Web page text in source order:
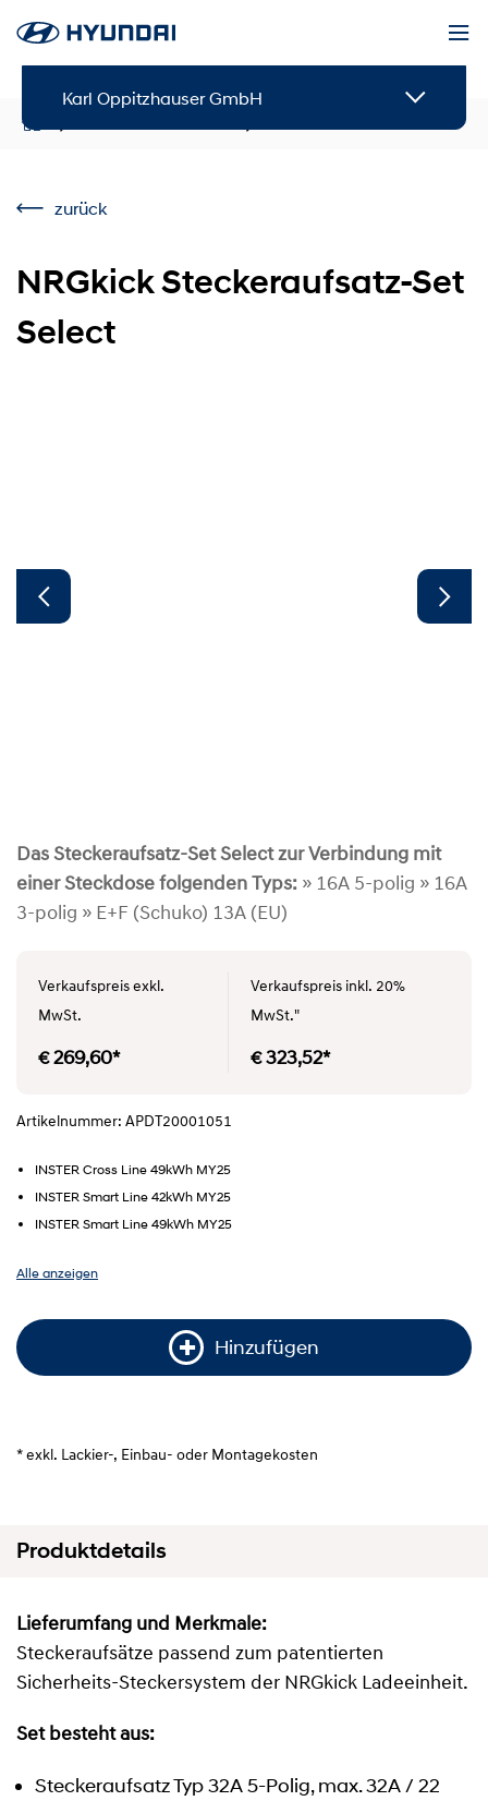
Karl Oppitzhauser GmbH
zurück
NRGkick Steckeraufsatz-Set
Select
Das Steckeraufsatz-Set Select zur Verbindung mit
einer Steckdose folgenden Typs: » 16A 5-polig » 16A
3-polig » E+F (Schuko) 13A (EU)
Verkaufspreis exkl.
MwSt.
€ 269,60*
Verkaufspreis inkl. 20%
MwSt."
€ 323,52*
Artikelnummer: APDT20001051
INSTER Cross Line 49kWh MY25
INSTER Smart Line 42kWh MY25
INSTER Smart Line 49kWh MY25
Alle anzeigen
Hinzufügen
* exkl. Lackier-, Einbau- oder Montagekosten
Produktdetails
Lieferumfang und Merkmale:
Steckeraufsätze passend zum patentierten
Sicherheits-Steckersystem der NRGkick Ladeeinheit.
Set besteht aus:
Steckeraufsatz Typ 32A 5-Polig, max. 32A / 22